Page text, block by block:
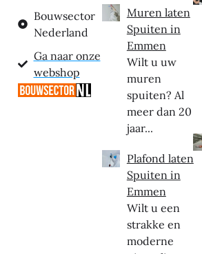
Bouwsector
Nederland
Ga naar onze
webshop
Muren laten
Spuiten in
Emmen
Wilt u uw
muren
spuiten? Al
meer dan 20
jaar...
Plafond laten
Spuiten in
Emmen
Wilt u een
strakke en
moderne